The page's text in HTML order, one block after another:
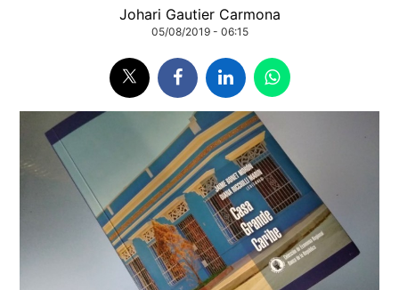
Johari Gautier Carmona
05/08/2019 - 06:15